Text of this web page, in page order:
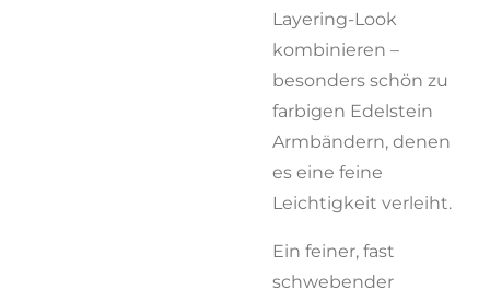
Layering-Look
kombinieren –
besonders schön zu
farbigen Edelstein
Armbändern, denen
es eine feine
Leichtigkeit verleiht.
Ein feiner, fast
schwebender